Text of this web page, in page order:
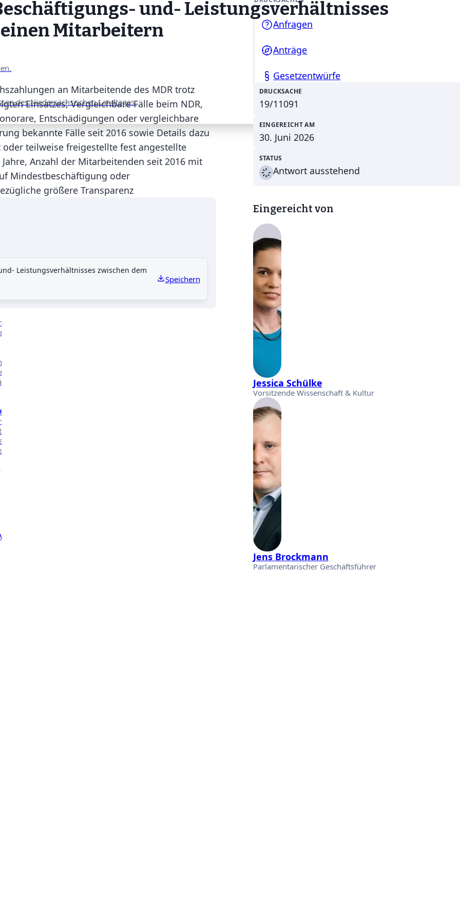
des Niedersächsischen Landtages.
Anfragen
Anträge
Gesetzentwürfe
in
über
den
des
Kontakt
und- Leistungsverhältnisses
Mitarbeitern
an Mitarbeitende des MDR trotz
Einsatzes; Vergleichbare Fälle beim NDR,
Entschädigungen oder vergleichbare
bekannte Fälle seit 2016 sowie Details dazu
teilweise freigestellte fest angestellte
Anzahl der Mitarbeitenden seit 2016 mit
Mindestbeschäftigung oder
größere Transparenz
Leistungsverhältnisses zwischen dem
Speichern
DRUCKSACHE
19/11091
EINGEREICHT AM
30. Juni 2026
STATUS
Antwort ausstehend
Eingereicht von
Jessica Schülke
Vorsitzende Wissenschaft & Kultur
Jens Brockmann
Parlamentarischer Geschäftsführer